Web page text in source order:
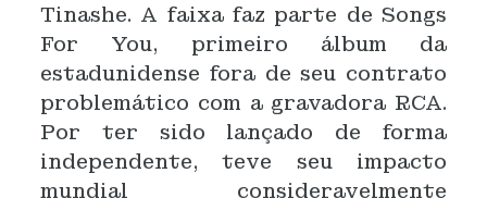
Tinashe. A faixa faz parte de Songs
For You, primeiro álbum da
estadunidense fora de seu contrato
problemático com a gravadora RCA.
Por ter sido lançado de forma
independente, teve seu impacto
mundial consideravelmente